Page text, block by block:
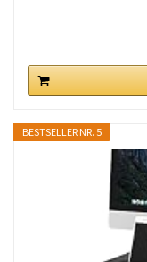
BESTSELLER NR. 5